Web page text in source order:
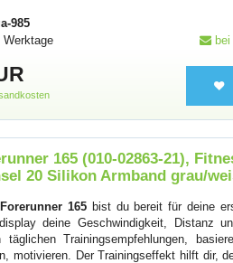
985
Werktage
bei
165 (010-02863-21),
20 Silikon Armband grau/
165 bist du bereit für deine
deine Geschwindigkeit, Distanz
Trainingsempfehlungen,
motivieren. Der Trainingseffekt hilft dir,